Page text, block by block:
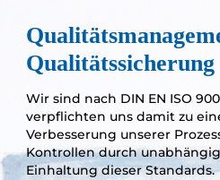
Qualitätssicherung
Wir sind nach DIN EN ISO
verpflichten uns damit zu
Verbesserung unserer
Kontrollen durch
Einhaltung dieser Standards.